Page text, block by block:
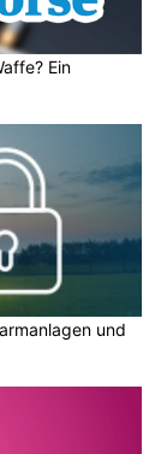
Ein
und